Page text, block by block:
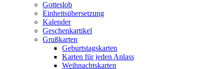
Druckerei
gGmbH
Gotteslob
Einheitsübersetzung
Kalender
Geschenkartikel
Grußkarten
Geburtstagskarten
Karten für jeden Anlass
Weihnachtskarten